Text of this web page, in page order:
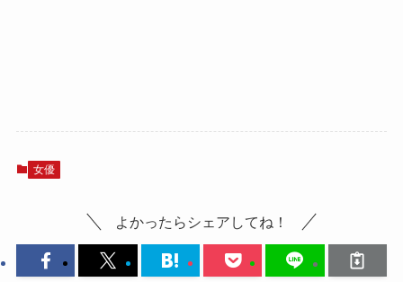
女優
よかったらシェアしてね！